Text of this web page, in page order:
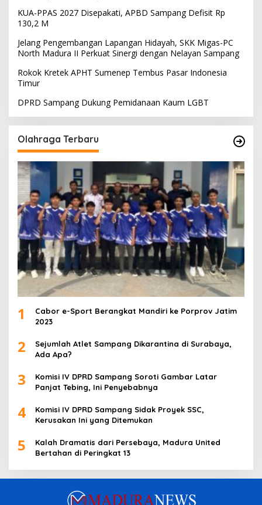
KUA-PPAS 2027 Disepakati, APBD Sampang Defisit Rp
130,2 M
Jelang Pengembangan Lapangan Hidayah, SKK Migas-PC
North Madura II Perkuat Sinergi dengan Nelayan Sampang
Rokok Kretek APHT Sumenep Tembus Pasar Indonesia
Timur
DPRD Sampang Dukung Pemidanaan Kaum LGBT
Olahraga Terbaru
1
Cabor e-Sport Berangkat Mandiri ke Porprov Jatim
2023
2
Sejumlah Atlet Sampang Dikarantina di Surabaya,
Ada Apa?
3
Komisi IV DPRD Sampang Soroti Gambar Latar
Panjat Tebing, Ini Penyebabnya
4
Komisi IV DPRD Sampang Sidak Proyek SSC,
Kerusakan Ini yang Ditemukan
5
Kalah Dramatis dari Persebaya, Madura United
Bertahan di Peringkat 13